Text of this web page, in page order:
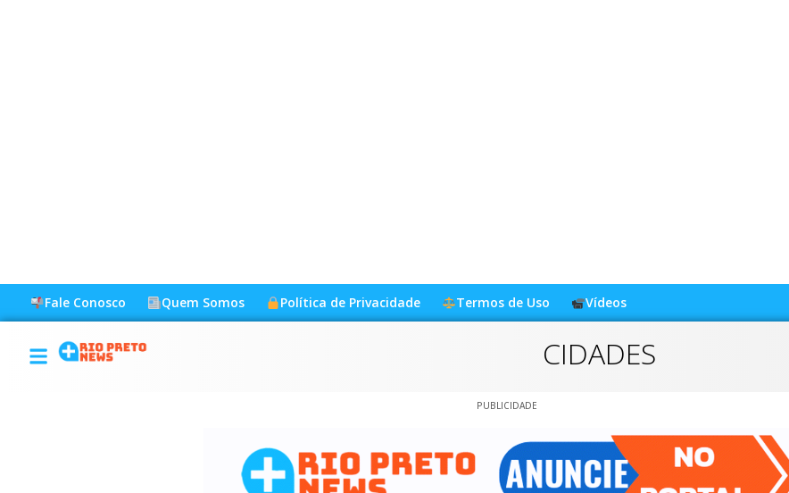
Fale Conosco Quem Somos Política de Privacidade Termos de Uso Vídeos
CIDADES
PUBLICIDADE